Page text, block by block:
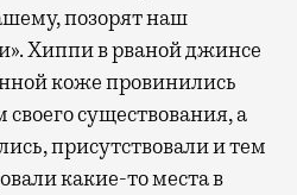
позорят наш
Хиппи в рваной джинсе
коже провинились
существования, а
присутствовали и тем
какие-то места в